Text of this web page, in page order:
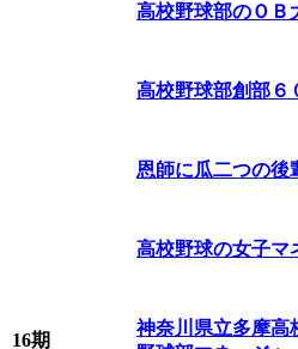
高校野球部のＯＢ
高校野球部創部６
恩師に瓜二つの
高校野球の女子マ
16期
神奈川県立多摩高